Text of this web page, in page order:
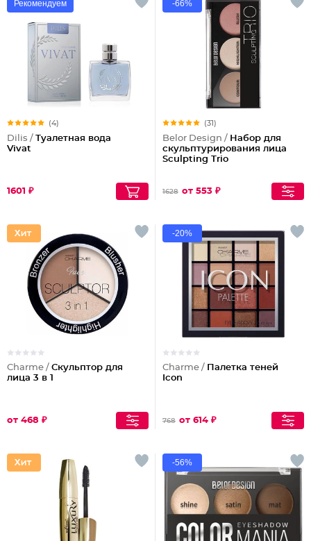
Рекомендуем
(4)
Dilis / Туалетная вода
Vivat
1601 ₽
-66%
(31)
Belor Design / Набор для
скульптурирования лица
Sculpting Triо
1628 от 553 ₽
Charme / Скульптор для
лица 3 в 1
от 468 ₽
-20%
Charme / Палетка теней
Icon
768 от 614 ₽
-56%